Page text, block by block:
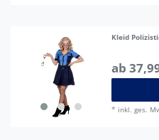
Kleid
ab
* inkl. ges.